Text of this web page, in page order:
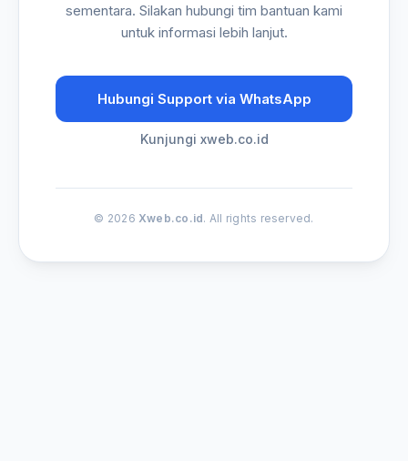
sementara. Silakan hubungi tim bantuan kami
untuk informasi lebih lanjut.
Hubungi Support via WhatsApp
Kunjungi xweb.co.id
© 2026 Xweb.co.id. All rights reserved.